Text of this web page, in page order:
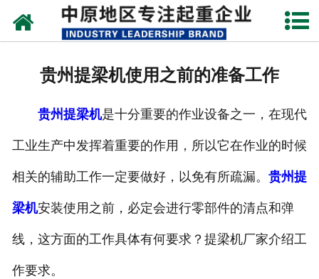
网站首页
企业视频
成功案例
贵州提梁机使用之前的准备工作
贵州提梁机是十分重要的作业设备之一，在现代
工业生产中发挥着重要的作用，所以它在作业的时候
相关的辅助工作一定要做好，以免有所疏漏。 贵州提
梁机安装使用之前，必定会进行零部件的清点和弹
线，这方面的工作具体有何要求？提梁机厂家介绍工
作要求。